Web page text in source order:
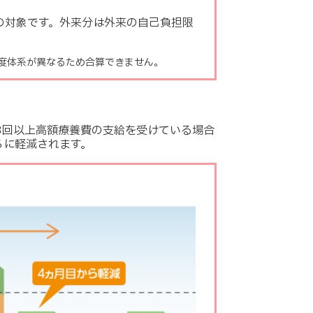
象です。外来分は外来の自己負担限
系が異なるため合算できません。
以上高額療養費の支給を受けている場合
軽減されます。